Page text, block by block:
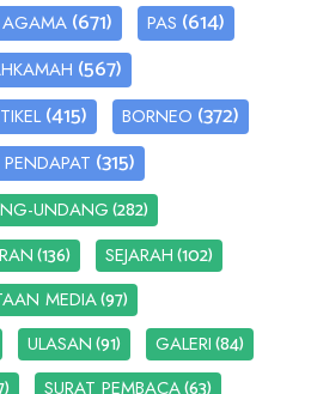
AGAMA (671) PAS (614)
(567)
(415) BORNEO (372)
PENDAPAT (315)
UNDANG(282)
(136) SEJARAH(102)
MEDIA(97)
ULASAN(91) GALERI(84)
SURAT PEMBACA